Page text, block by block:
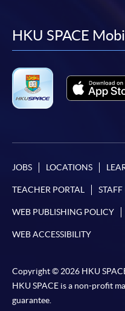
HKU SPACE
JOBS LOCATIONS
TEACHER PORTAL
WEB PUBLISHING POLICY
WEB ACCESSIBILITY
Copyright © 2026 HKU
HKU SPACE is a non-profit
guarantee.